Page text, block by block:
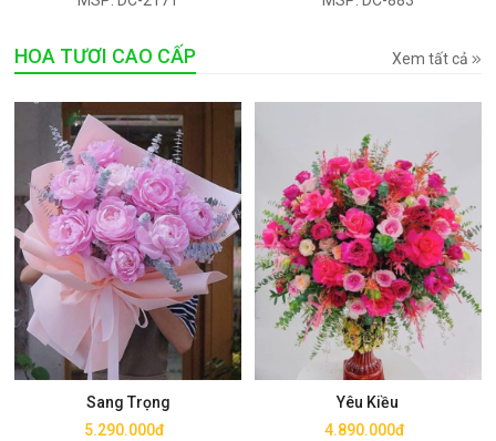
HOA TƯƠI CAO CẤP Xem tất cả
Sang Trọng
5.290.000đ
Mua ngay
Yêu Kiều
4.890.000đ
Mua ngay